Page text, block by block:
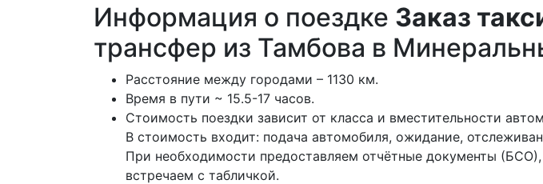
Информация о поездке Заказ
трансфер из Тамбова в
Расстояние между городами – 1130 км.
Время в пути ~ 15.5-17 часов.
Стоимость поездки зависит от класса и вместительности
В стоимость входит: подача автомобиля, ожидание,
При необходимости предоставляем отчётные документы
встречаем с табличкой.